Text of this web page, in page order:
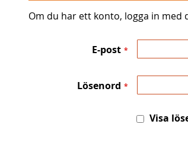
Om du har ett konto, logga in med
E-post
Lösenord
Visa